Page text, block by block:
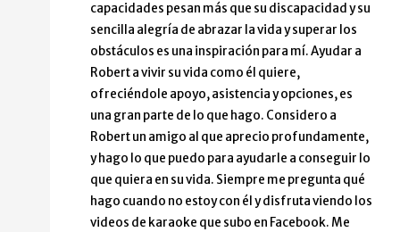
capacidades pesan más que su discapacidad y su
sencilla alegría de abrazar la vida y superar los
obstáculos es una inspiración para mí. Ayudar a
Robert a vivir su vida como él quiere,
ofreciéndole apoyo, asistencia y opciones, es
una gran parte de lo que hago. Considero a
Robert un amigo al que aprecio profundamente,
y hago lo que puedo para ayudarle a conseguir lo
que quiera en su vida. Siempre me pregunta qué
hago cuando no estoy con él y disfruta viendo los
videos de karaoke que subo en Facebook. Me